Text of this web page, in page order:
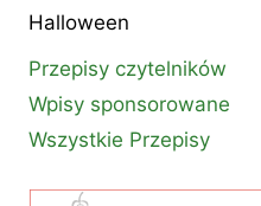
Halloween
Przepisy czytelników
Wpisy sponsorowane
Wszystkie Przepisy